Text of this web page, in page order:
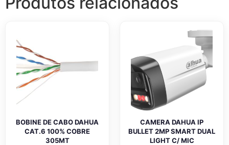
BOBINE DE CABO DAHUA
CAT.6 100% COBRE
305MT
CAMERA DAHUA IP
BULLET 2MP SMART DUAL
LIGHT C/ MIC